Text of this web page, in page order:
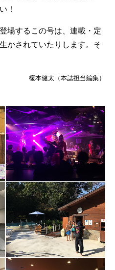
！
場するこの号は、連載・定
かされていたりします。そ
榎本健太（本誌担当編集）